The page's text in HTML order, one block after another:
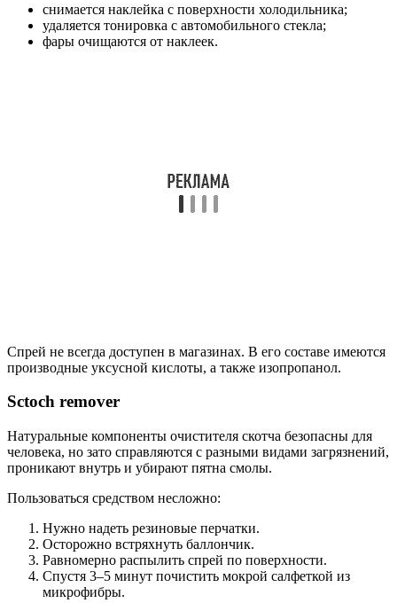
снимается наклейка с поверхности холодильника;
удаляется тонировка с автомобильного стекла;
фары очищаются от наклеек.
Спрей не всегда доступен в магазинах. В его составе имеются
производные уксусной кислоты, а также изопропанол.
Sctoch remover
Натуральные компоненты очистителя скотча безопасны для
человека, но зато справляются с разными видами загрязнений,
проникают внутрь и убирают пятна смолы.
Пользоваться средством несложно:
Нужно надеть резиновые перчатки.
Осторожно встряхнуть баллончик.
Равномерно распылить спрей по поверхности.
Спустя 3–5 минут почистить мокрой салфеткой из
микрофибры.